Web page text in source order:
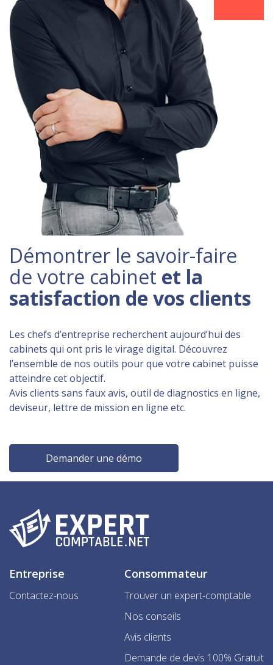
Démontrer le savoir-faire
de votre cabinet et la
satisfaction de vos clients
Les chefs d’entreprise recherchent aujourd’hui des
cabinets qui ont pris le virage digital. Découvrez
l’ensemble de nos outils pour que votre cabinet puisse
atteindre cet objectif.
Avis clients sans faux avis, outil de diagnostics en ligne,
deviseur, lettre de mission en ligne etc.
Demander une démo
Entreprise
Contactez-nous
Consommateur
Trouver un expert-comptable
Nos conseils
Avis clients
Demande de devis 100% Gratuit